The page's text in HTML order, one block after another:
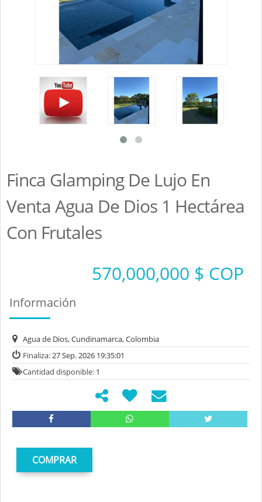
Finca Glamping De Lujo En
Venta Agua De Dios 1 Hectárea
Con Frutales
570,000,000 $ COP
Información
Agua de Dios, Cundinamarca, Colombia
Finaliza:27 Sep. 2026 19:35:01
Cantidad disponible: 1
COMPRAR